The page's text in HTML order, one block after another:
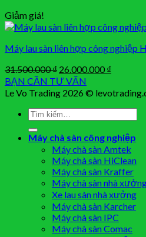
Giảm giá!
Máy lau sàn liên hợp công nghiệp
31.500.000₫ Giá
gốc
là:
26.000.000₫
tại
BẠN CẦN TƯ VẤN
Le Vo Trading 2026 ©
Tìm
kiếm:
Máy chà sàn công nghiệp
Máy chà sàn Amtek
Máy chà sàn HiClean
Máy chà sàn Kraffer
Máy chà sàn nhà
Xe lau sàn nhà xưởng
Máy chà sàn Karcher
Máy chà sàn IPC
Máy chà sàn Comac